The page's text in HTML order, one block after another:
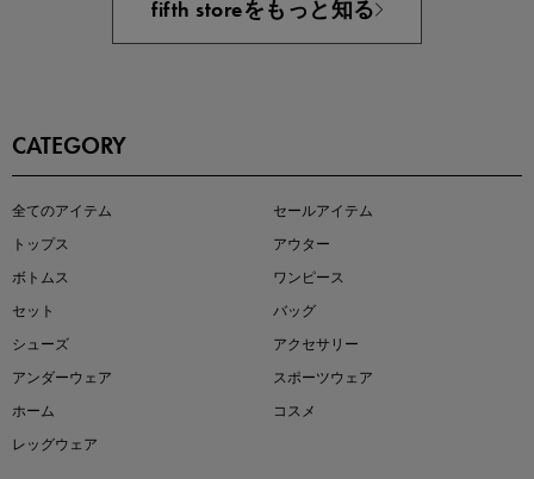
即戦力アイテム続々対象
fifth storeをもっと知る
CATEGORY
全てのアイテム
セールアイテム
トップス
アウター
ボトムス
ワンピース
セット
バッグ
シューズ
アクセサリー
アンダーウェア
スポーツウェア
ホーム
コスメ
レッグウェア